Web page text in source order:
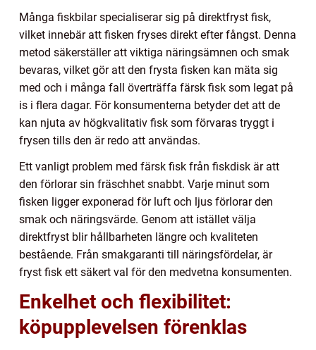
Många fiskbilar specialiserar sig på direktfryst fisk,
vilket innebär att fisken fryses direkt efter fångst. Denna
metod säkerställer att viktiga näringsämnen och smak
bevaras, vilket gör att den frysta fisken kan mäta sig
med och i många fall överträffa färsk fisk som legat på
is i flera dagar. För konsumenterna betyder det att de
kan njuta av högkvalitativ fisk som förvaras tryggt i
frysen tills den är redo att användas.
Ett vanligt problem med färsk fisk från fiskdisk är att
den förlorar sin fräschhet snabbt. Varje minut som
fisken ligger exponerad för luft och ljus förlorar den
smak och näringsvärde. Genom att istället välja
direktfryst blir hållbarheten längre och kvaliteten
bestående. Från smakgaranti till näringsfördelar, är
fryst fisk ett säkert val för den medvetna konsumenten.
Enkelhet och flexibilitet:
köpupplevelsen förenklas